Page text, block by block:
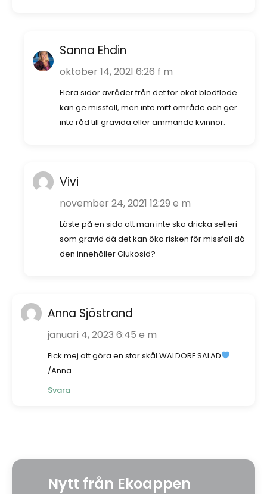
Sanna Ehdin
oktober 14, 2021 6:26 f m
Flera sidor avråder från det för ökat blodflöde
kan ge missfall, men inte mitt område och ger
inte råd till gravida eller ammande kvinnor.
Vivi
november 24, 2021 12:29 e m
Läste på en sida att man inte ska dricka selleri
som gravid då det kan öka risken för missfall då
den innehåller Glukosid?
Anna Sjöstrand
januari 4, 2023 6:45 e m
Fick mej att göra en stor skål WALDORF SALAD
/Anna
Svara
Nytt från Ekoappen